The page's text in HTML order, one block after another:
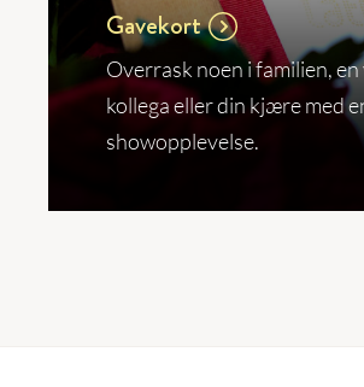
Gavekort
Overrask noen i familien, en
kollega eller din kjære med
showopplevelse.